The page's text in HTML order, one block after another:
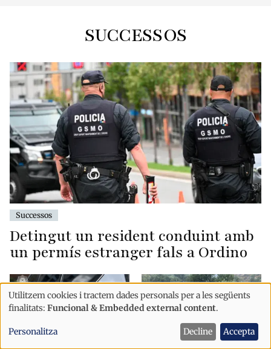
SUCCESSOS
Successos
Detingut un resident conduint amb
un permís estranger fals a Ordino
Ús
de
dades
Utilitzem cookies i tractem dades personals per a les següents
finalitats: Funcional & Embedded external content.
Personalitza Decline Accepta